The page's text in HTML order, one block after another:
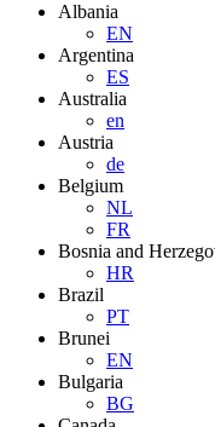
Albania
EN
Argentina
ES
Australia
en
Austria
de
Belgium
NL
FR
Bosnia and
HR
Brazil
PT
Brunei
EN
Bulgaria
BG